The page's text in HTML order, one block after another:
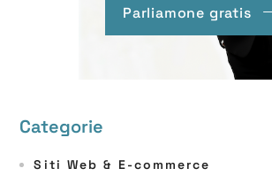
Parliamone gratis
Categorie
Siti Web & E-commerce